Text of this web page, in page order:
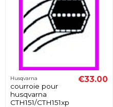
Husqvarna
courroie pour
husqvarna
CTH151/CTH151xp
€33.00